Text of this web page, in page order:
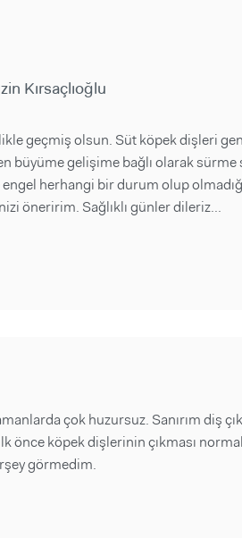
Kırsaçlıoğlu
geçmiş olsun. Süt köpek dişleri
büyüme gelişime bağlı olarak
herhangi bir durum olup
öneririm. Sağlıklı günler dileriz...
çok huzursuz. Sanırım diş
önce köpek dişlerinin çıkması
görmedim.